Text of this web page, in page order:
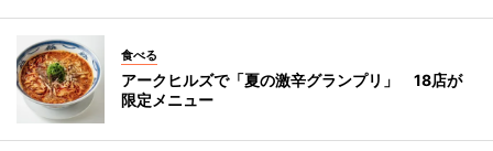
食べる
アークヒルズで「夏の激辛グランプリ」 18店が
限定メニュー